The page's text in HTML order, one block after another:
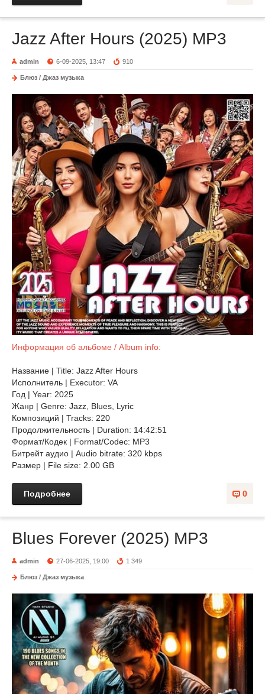
Jazz After Hours (2025) MP3
admin 6-09-2025, 13:47 910
Блюз / Джаз музыка
Информация об альбоме / Album info:
Название | Title: Jazz After Hours
Исполнитель | Executor: VA
Год | Year: 2025
Жанр | Genre: Jazz, Blues, Lyric
Композиций | Tracks: 220
Продолжительность | Duration: 14:42:51
Формат/Кодек | Format/Codec: MP3
Битрейт аудио | Audio bitrate: 320 kbps
Размер | File size: 2.00 GB
0
Подробнее
Blues Forever (2025) MP3
admin 27-06-2025, 19:00 1 349
Блюз / Джаз музыка